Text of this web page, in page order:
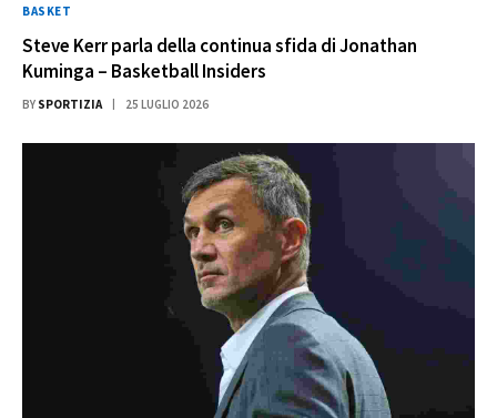
BASKET
Steve Kerr parla della continua sfida di Jonathan
Kuminga – Basketball Insiders
BY SPORTIZIA 25 LUGLIO 2026